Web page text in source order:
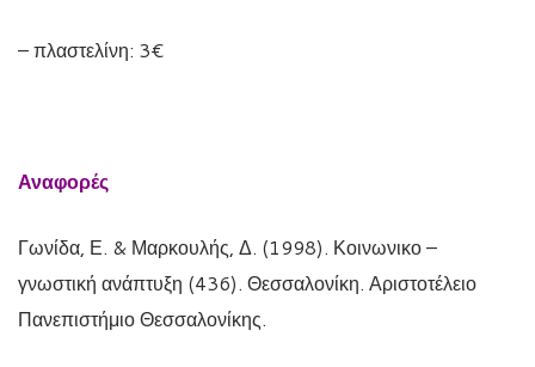
– πλαστελίνη: 3€
Αναφορές
Γωνίδα, Ε. & Μαρκουλής, Δ. (1998). Κοινωνικο –
γνωστική ανάπτυξη (436). Θεσσαλονίκη. Αριστοτέλειο
Πανεπιστήμιο Θεσσαλονίκης.